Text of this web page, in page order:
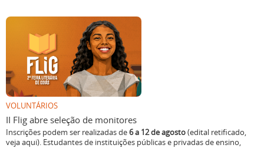
VOLUNTÁRIOS
II Flig abre seleção de monitores
Inscrições podem ser realizadas de6 a 12 de agosto(edital retificado,
veja aqui). Estudantes de instituições públicas e privadas de ensino,